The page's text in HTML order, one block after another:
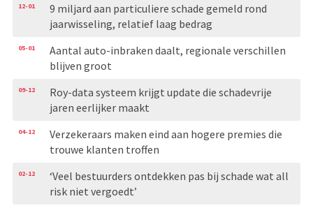
12-01
9 miljard aan particuliere schade gemeld rond
jaarwisseling, relatief laag bedrag
05-01
Aantal auto-inbraken daalt, regionale verschillen
blijven groot
09-12
Roy-data systeem krijgt update die schadevrije
jaren eerlijker maakt
04-12
Verzekeraars maken eind aan hogere premies die
trouwe klanten troffen
02-12
‘Veel bestuurders ontdekken pas bij schade wat all
risk niet vergoedt’